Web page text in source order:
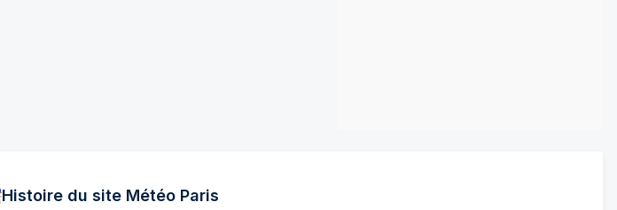
Histoire du site MétéoParis